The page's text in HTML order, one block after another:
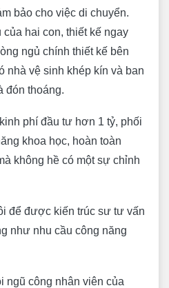
bảo cho việc di chuyển.
hai con, thiết kế ngay
ngủ chính thiết kế bên
nhà vệ sinh khép kín và ban
đón thoáng.
phí đầu tư hơn 1 tỷ, phối
khoa học, hoàn toàn
không hề có một sự chỉnh
để được kiến trúc sư tư vấn
như nhu cầu công năng
ngũ công nhân viên của